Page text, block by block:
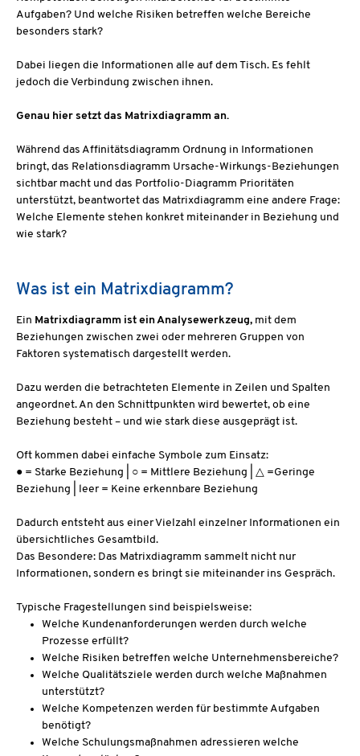
Aufgaben? Und welche Risiken betreffen welche Bereiche
besonders stark?
Dabei liegen die Informationen alle auf dem Tisch. Es fehlt
jedoch die Verbindung zwischen ihnen.
Genau hier setzt das Matrixdiagramm an.
Während das Affinitätsdiagramm Ordnung in Informationen
bringt, das Relationsdiagramm Ursache-Wirkungs-Beziehungen
sichtbar macht und das Portfolio-Diagramm Prioritäten
unterstützt, beantwortet das Matrixdiagramm eine andere Frage:
Welche Elemente stehen konkret miteinander in Beziehung und
wie stark?
Was ist ein Matrixdiagramm?
Ein Matrixdiagramm ist ein Analysewerkzeug, mit dem
Beziehungen zwischen zwei oder mehreren Gruppen von
Faktoren systematisch dargestellt werden.
Dazu werden die betrachteten Elemente in Zeilen und Spalten
angeordnet. An den Schnittpunkten wird bewertet, ob eine
Beziehung besteht – und wie stark diese ausgeprägt ist.
Oft kommen dabei einfache Symbole zum Einsatz:
● = Starke Beziehung | ○ = Mittlere Beziehung | △ =Geringe
Beziehung | leer = Keine erkennbare Beziehung
Dadurch entsteht aus einer Vielzahl einzelner Informationen ein
übersichtliches Gesamtbild.
Das Besondere: Das Matrixdiagramm sammelt nicht nur
Informationen, sondern es bringt sie miteinander ins Gespräch.
Typische Fragestellungen sind beispielsweise:
Welche Kundenanforderungen werden durch welche
Prozesse erfüllt?
Welche Risiken betreffen welche Unternehmensbereiche?
Welche Qualitätsziele werden durch welche Maßnahmen
unterstützt?
Welche Kompetenzen werden für bestimmte Aufgaben
benötigt?
Welche Schulungsmaßnahmen adressieren welche